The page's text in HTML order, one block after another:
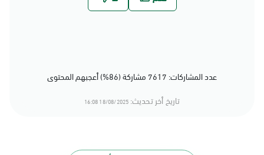
عدد المشاركات: 7617 مشاركة (86%) أعجبهم المحتوى
تاريخ أخر تحديث: 18/08/2025 16:08